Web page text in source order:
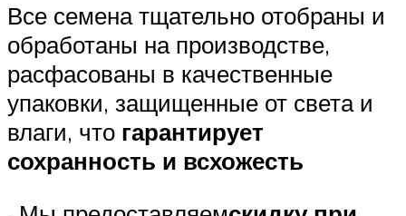
Все семена тщательно отобраны и
обработаны на производстве,
расфасованы в качественные
упаковки, защищенные от света и
влаги, что гарантирует
сохранность и всхожесть